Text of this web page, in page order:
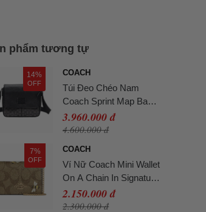
phẩm tương tự
14%
OFF
COACH
Túi Đeo Chéo Nam
Coach Sprint Map Bag
Signature Charcoal
Black Màu Đen
3.960.000 đ
4.600.000 đ
7%
OFF
COACH
Ví Nữ Coach Mini Wallet
On A Chain In Signature
Canvas With Bee Print
Màu Gold Khaki
2.150.000 đ
2.300.000 đ